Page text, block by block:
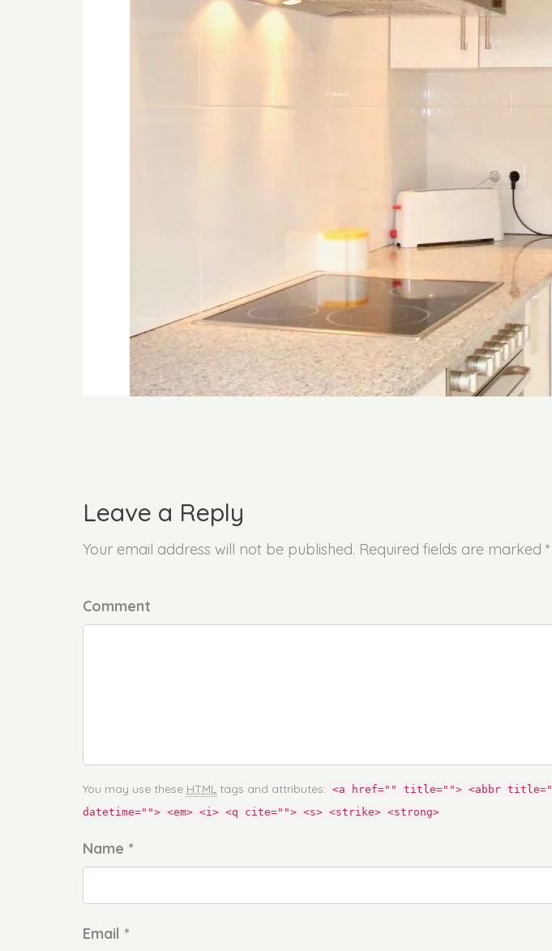
Leave a Reply
Your email address will not be published. Required fields are marked *
Comment
You may use these HTML tags and attributes: <a href="" title=""> <abbr
datetime=""> <em> <i> <q cite=""> <s> <strike> <strong>
Name *
Email *